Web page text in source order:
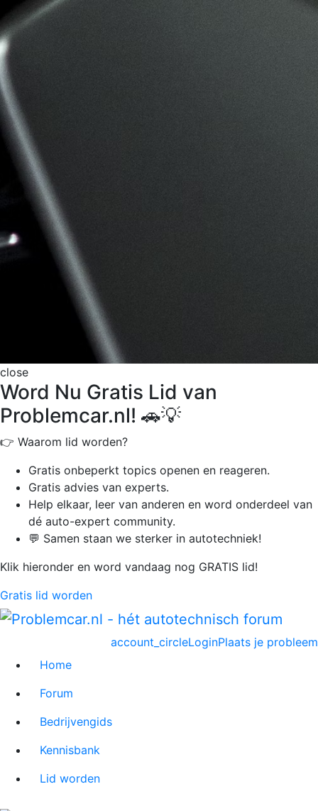
close
Word Nu Gratis Lid van
Problemcar.nl! 🚗💡
👉 Waarom lid worden?
Gratis onbeperkt topics openen en reageren.
Gratis advies van experts.
Help elkaar, leer van anderen en word onderdeel van
dé auto-expert community.
💬 Samen staan we sterker in autotechniek!
Klik hieronder en word vandaag nog GRATIS lid!
Gratis lid worden
Plaats je probleem
account_circleLogin
Home
Forum
Bedrijvengids
Kennisbank
Lid worden